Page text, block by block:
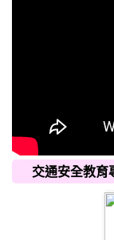
交通安全教育